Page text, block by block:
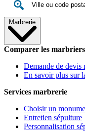
Marbrerie
Comparer les marbriers
Demande de devis
En savoir plus sur
Services marbrerie
Choisir un
Entretien sépulture
Personnalisation